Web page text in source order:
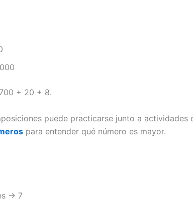
+ 20 + 8.
puede practicarse junto a actividades
para entender qué número es mayor.
→ 7